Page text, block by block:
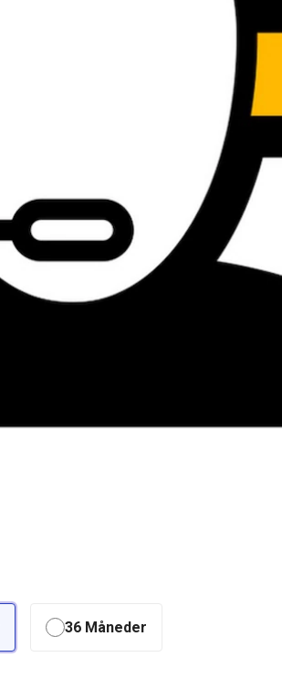
36 Måneder